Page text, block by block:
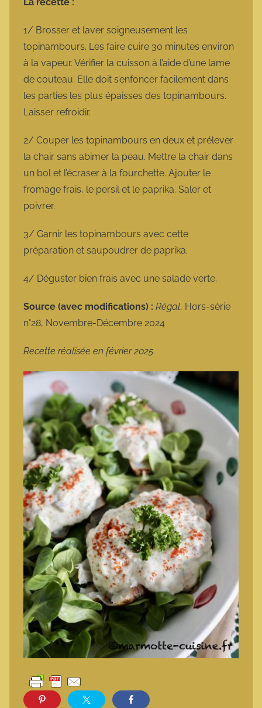
1/ Brosser et laver soigneusement les
topinambours. Les faire cuire 30 minutes environ
à la vapeur. Vérifier la cuisson à l’aide d’une lame
de couteau. Elle doit s’enfoncer facilement dans
les parties les plus épaisses des topinambours.
Laisser refroidir.
2/ Couper les topinambours en deux et prélever
la chair sans abimer la peau. Mettre la chair dans
un bol et l’écraser à la fourchette. Ajouter le
fromage frais, le persil et le paprika. Saler et
poivrer.
3/ Garnir les topinambours avec cette
préparation et saupoudrer de paprika.
4/ Déguster bien frais avec une salade verte.
Source (avec modifications) : Régal, Hors-série
n°28, Novembre-Décembre 2024
Recette réalisée en février 2025